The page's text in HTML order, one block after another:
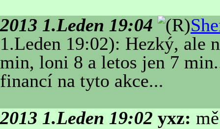
2013 1.Leden 19:04
1.Leden 19:02): Hezký, ale
min, loni 8 a letos jen 7
financí na tyto akce...
2013 1.Leden 19:02 yxz: